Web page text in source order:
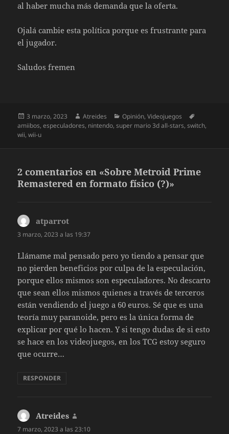
al haber mucha más demanda que la oferta.
Ojalá cambie esta política porque es frustrante para
el jugador.
Saludos fremen
Publicado
el
3 marzo, 2023 Autor
Atreides Categorías
Opinión,Videojuegos
amiibos,especuladores, nintendo,super mario 3d all-stars,switch,
wii,wii-u
2 comentarios en «Sobre Metroid Prime
Remastered en formato físico (?)»
atparrot
3 marzo, 2023 a las 19:37
Llámame mal pensado pero yo tiendo a pensar que
no pierden beneficios por culpa de la especulación,
porque ellos mismos son especuladores. No descarto
que sean ellos mismos quienes a través de terceros
están vendiendo el juego a 60 euros. Sé que es una
teoría muy paranoide, pero es la única forma de
explicar por qué lo hacen. Y si tengo dudas de si esto
se hace en los videojuegos, en los TCG estoy seguro
que ocurre…
RESPONDER
Atreides
7 marzo, 2023 a las 23:10